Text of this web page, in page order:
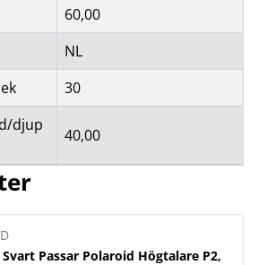
60,00
NL
30
djup
40,00
Passar Polaroid Högtalare P2,